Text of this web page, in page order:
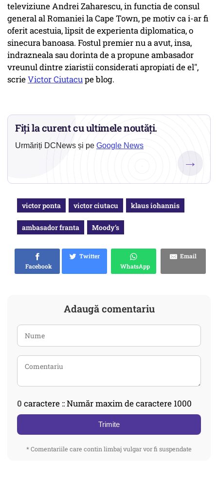
televiziune Andrei Zaharescu, in functia de consul
general al Romaniei la Cape Town, pe motiv ca i-ar fi
oferit acestuia, lipsit de experienta diplomatica, o
sinecura banoasa. Fostul premier nu a avut, insa,
indrazneala sau dorinta de a propune ambasador
vreunul dintre ziaristii considerati apropiati de el",
scrieVictor Ciutacupe blog.
Fiți la curent cu ultimele noutăți.
Urmăriți DCNews și pe Google News
→
victor ponta victor ciutacu klaus iohannis
ambasador franta Moody’s
Facebook
Twitter
WhatsApp
Email
Adaugă comentariu
0 caractere :: Număr maxim de caractere 1000
Trimite
* Comentariile care contin limbaj vulgar vor fi suspendate